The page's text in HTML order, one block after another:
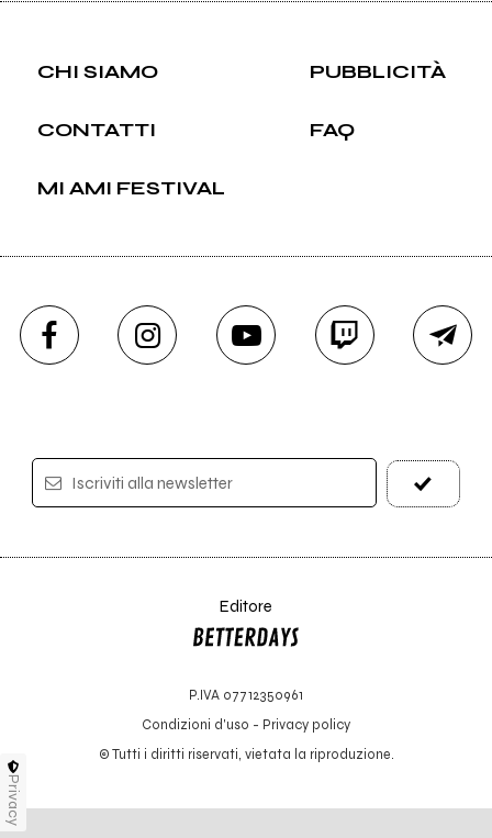
CHI SIAMO PUBBLICITÀ
CONTATTI FAQ
MI AMI FESTIVAL
Iscriviti alla newsletter
Editore
P.IVA 07712350961
Condizioni d'uso - Privacy policy
© Tutti i diritti riservati, vietata la riproduzione.
Privacy